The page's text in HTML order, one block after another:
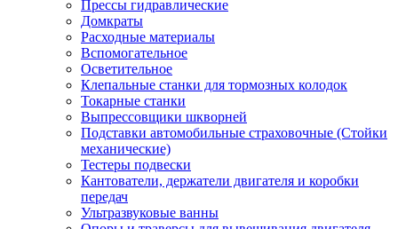
Прессы гидравлические
Домкраты
Расходные материалы
Вспомогательное
Осветительное
Клепальные станки для тормозных колодок
Токарные станки
Выпрессовщики шкворней
Подставки автомобильные страховочные (Стойки
механические)
Тестеры подвески
Кантователи, держатели двигателя и коробки
передач
Ультразвуковые ванны